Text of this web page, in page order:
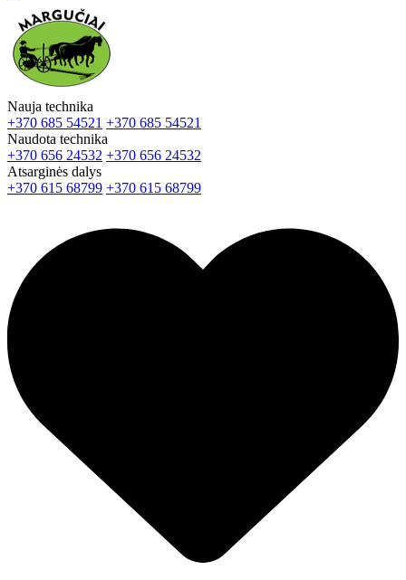
Nauja technika
+370 685 54521 +370 685 54521
Naudota technika
+370 656 24532 +370 656 24532
Atsarginės dalys
+370 615 68799 +370 615 68799